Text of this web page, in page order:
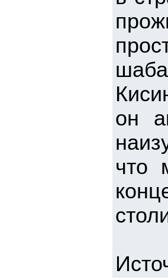
он
что